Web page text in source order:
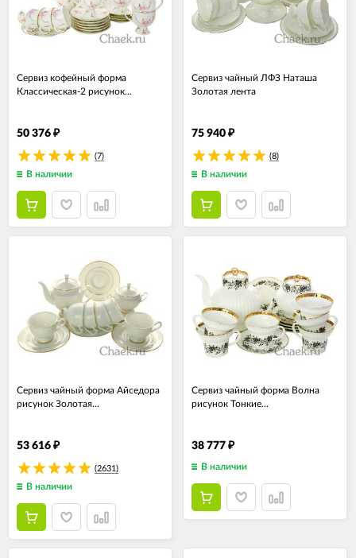
Сервиз кофейный форма
Классическая-2 рисунок...
50 376 ₽
(7)
В наличии
Сервиз чайный ЛФЗ Наташа
Золотая лента
75 940₽
(8)
В наличии
Сервиз чайный форма Айседора
рисунок Золотая...
53 616 ₽
(2631)
В наличии
Сервиз чайный форма Волна
рисунок Тонкие...
38 777₽
В наличии